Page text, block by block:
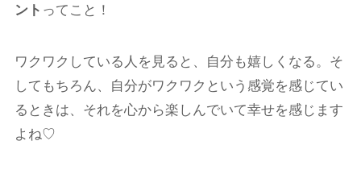
ント ってこと！
ワクワクしている人を見ると、自分も嬉しくなる。そ
してもちろん、自分がワクワクという感覚を感じてい
るときは、それを心から楽しんでいて幸せを感じます
よね♡